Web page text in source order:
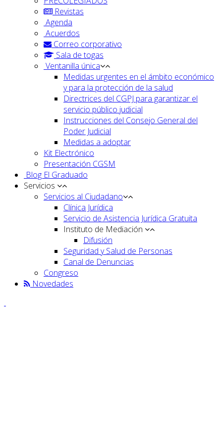
Revistas
Agenda
Acuerdos
Correo corporativo
Sala de togas
Ventanilla única
Medidas urgentes en el ámbito económico
y para la protección de la salud
Directrices del CGPJ para garantizar el
servicio público judicial
Instrucciones del Consejo General del
Poder Judicial
Medidas a adoptar
Kit Electrónico
Presentación CGSM
Blog El Graduado
Servicios
Servicios al Ciudadano
Clínica Jurídica
Servicio de Asistencia Jurídica Gratuita
Instituto de Mediación
Difusión
Seguridad y Salud de Personas
Canal de Denuncias
Congreso
Novedades